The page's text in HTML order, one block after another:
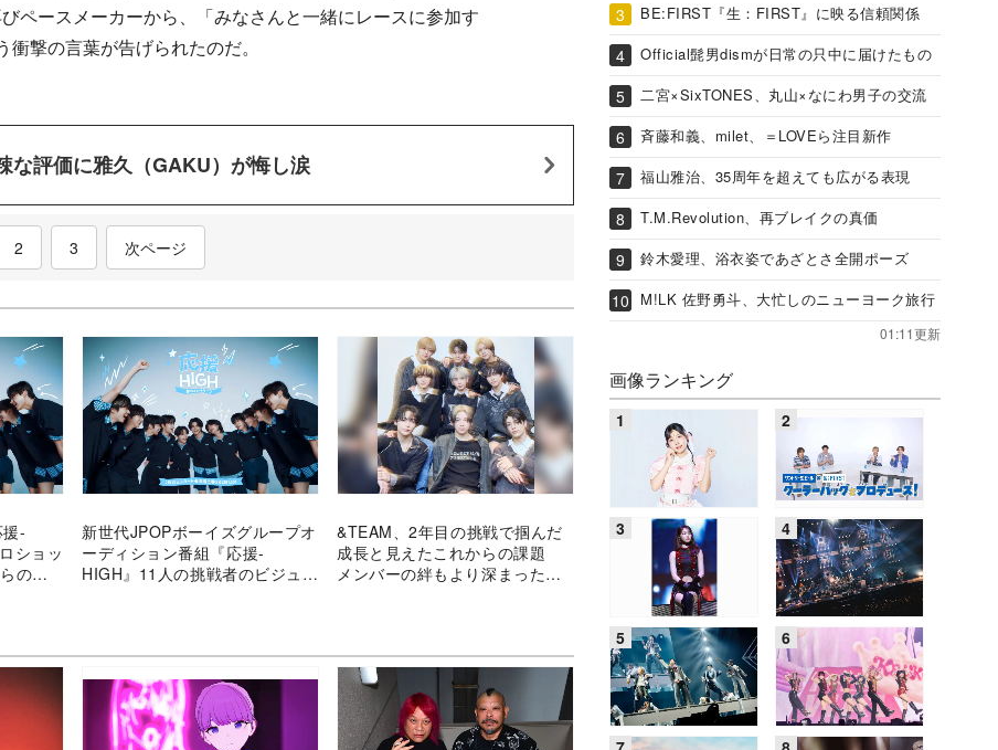
ペースメーカーから、「みなさんと一緒にレースに参加す
撃の言葉が告げられたのだ。
な評価に雅久（GAKU）が悔し涙
2 3 次ページ
-
ショッ
の応
新世代JPOPボーイズグループオ
ーディション番組『応援-
HIGH』11人の挑戦者のビジュア
&TEAM、2年目の挑戦で掴んだ
成長と見えたこれからの課題
メンバーの絆もより深まった
BE:FIRST『生：FIRST』に映る信頼関係
Official髭男dismが日常の只中に届けたもの
二宮×SixTONES、丸山×なにわ男子の交流
斉藤和義、milet、＝LOVEら注目新作
福山雅治、35周年を超えても広がる表現
T.M.Revolution、再ブレイクの真価
鈴木愛理、浴衣姿であざとさ全開ポーズ
M!LK 佐野勇斗、大忙しのニューヨーク旅行
01:11更新
画像ランキング